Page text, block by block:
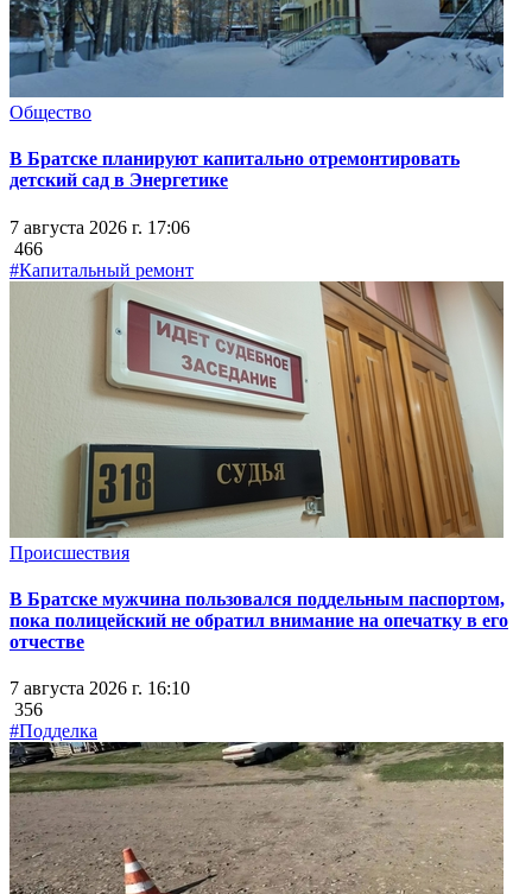
Общество
В Братске планируют капитально отремонтировать
детский сад в Энергетике
7 августа 2026 г. 17:06
466
#Капитальный ремонт
Происшествия
В Братске мужчина пользовался поддельным паспортом,
пока полицейский не обратил внимание на опечатку в его
отчестве
7 августа 2026 г. 16:10
356
#Подделка